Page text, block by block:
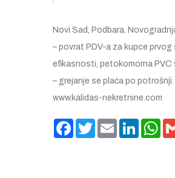
Novi Sad, Podbara.
– povrat PDV-a za kupce
efikasnosti, petokomorna PVC
– grejanje se plaća po
www.kalidas-nekretnine.com
Facebook
TwitterEmail LinkedIn